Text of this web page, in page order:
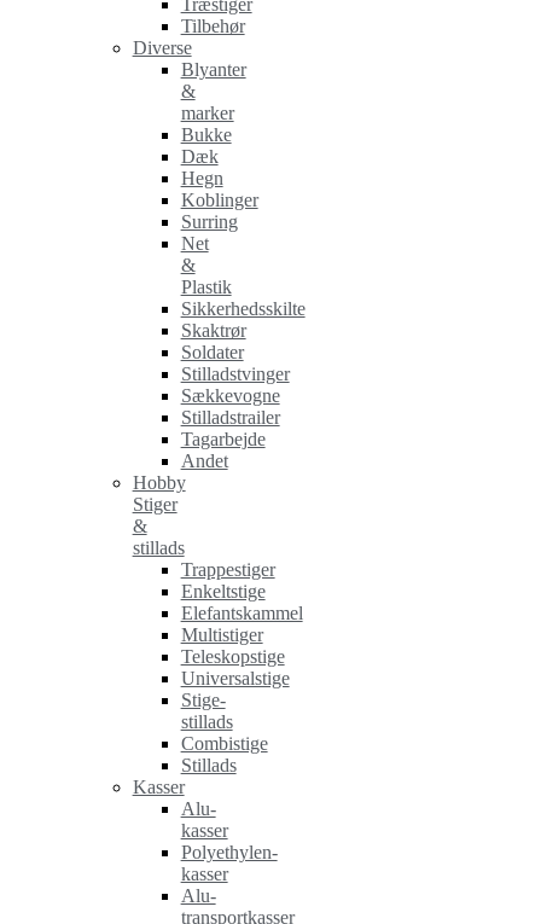
Tilbehør
Diverse
Blyanter
&
marker
Bukke
Dæk
Hegn
Koblinger
Surring
Net
&
Plastik
Sikkerhedsskilte
Skaktrør
Soldater
Stilladstvinger
Sækkevogne
Stilladstrailer
Tagarbejde
Andet
Hobby
Stiger
&
stillads
Trappestiger
Enkeltstige
Elefantskammel
Multistiger
Teleskopstige
Universalstige
Stige-
stillads
Combistige
Stillads
Kasser
Alu-
kasser
Polyethylen-
kasser
Alu-
transportkasser